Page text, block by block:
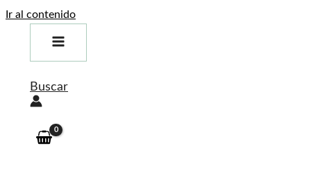
Ir al contenido
Buscar